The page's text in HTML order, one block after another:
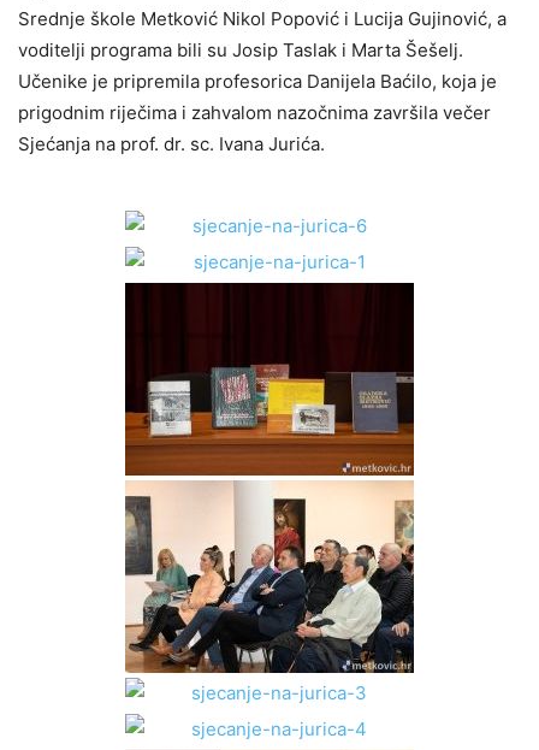
Srednje škole Metković Nikol Popović i Lucija Gujinović, a
voditelji programa bili su Josip Taslak i Marta Šešelj.
Učenike je pripremila profesorica Danijela Baćilo, koja je
prigodnim riječima i zahvalom nazočnima završila večer
Sjećanja na prof. dr. sc. Ivana Jurića.